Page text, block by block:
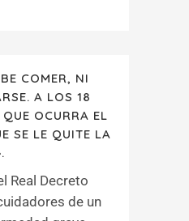
COMER, NI
A LOS 18
OCURRA EL
SE LE QUITE LA
Real Decreto
de un